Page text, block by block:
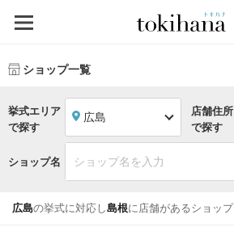
ショップ一覧
挙式エリア
で探す
広島
店舗住所
で探す
ショップ名
広島の挙式に対応し島根に店舗があるショッ